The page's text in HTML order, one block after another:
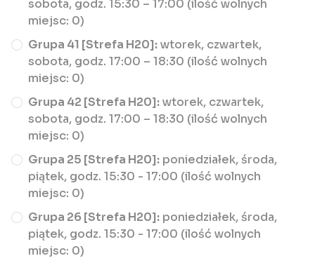
sobota, godz. 15:30 – 17:00 (ilość wolnych
miejsc: 0)
Grupa 41 [Strefa H20]:wtorek, czwartek,
sobota, godz. 17:00 – 18:30 (ilość wolnych
miejsc: 0)
Grupa 42 [Strefa H20]:wtorek, czwartek,
sobota, godz. 17:00 – 18:30 (ilość wolnych
miejsc: 0)
Grupa 25 [Strefa H20]: poniedziałek, środa,
piątek, godz. 15:30 - 17:00 (ilość wolnych
miejsc: 0)
Grupa 26 [Strefa H20]: poniedziałek, środa,
piątek, godz. 15:30 - 17:00 (ilość wolnych
miejsc: 0)